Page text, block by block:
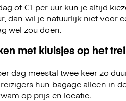
of €1 per uur kun je altijd
dan wil je natuurlijk niet voor
wel zou doen.
met kluisjes op het
dag meestal twee keer zo
hun bagage alleen in
op prijs en locatie.